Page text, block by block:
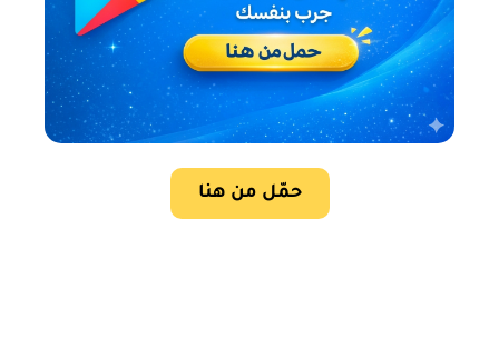
حمّل من هنا